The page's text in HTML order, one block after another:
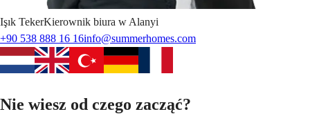
Işık TekerKierownik biura w Alanyi
+90 538 888 16 16info@summerhomes.com
Nie wiesz od czego zacząć?